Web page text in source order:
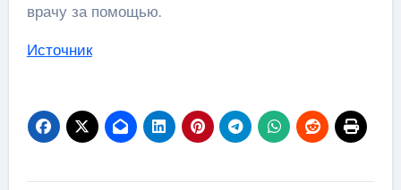
врачу за помощью.
Источник